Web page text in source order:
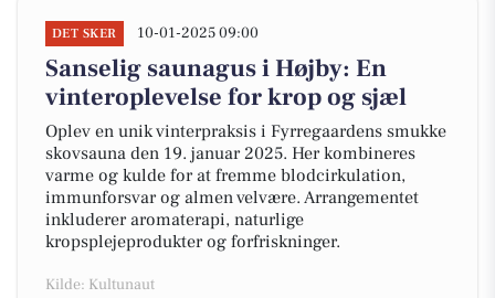
DET SKER 10-01-2025 09:00
Sanselig saunagus i Højby: En
vinteroplevelse for krop og sjæl
Oplev en unik vinterpraksis i Fyrregaardens smukke
skovsauna den 19. januar 2025. Her kombineres
varme og kulde for at fremme blodcirkulation,
immunforsvar og almen velvære. Arrangementet
inkluderer aromaterapi, naturlige
kropsplejeprodukter og forfriskninger.
Kilde: Kultunaut